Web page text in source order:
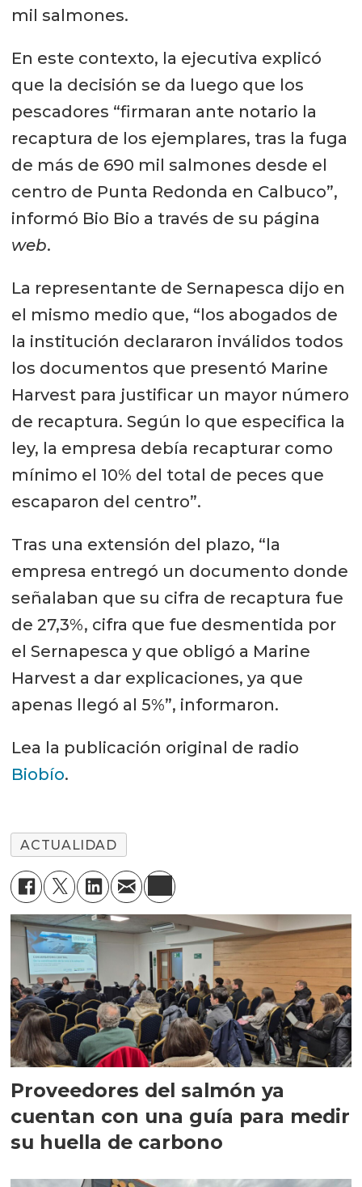
mil salmones.
En este contexto, la ejecutiva explicó
que la decisión se da luego que los
pescadores “firmaran ante notario la
recaptura de los ejemplares, tras la fuga
de más de 690 mil salmones desde el
centro de Punta Redonda en Calbuco”,
informó Bio Bio a través de su página
web.
La representante de Sernapesca dijo en
el mismo medio que, “los abogados de
la institución declararon inválidos todos
los documentos que presentó Marine
Harvest para justificar un mayor número
de recaptura. Según lo que especifica la
ley, la empresa debía recapturar como
mínimo el 10% del total de peces que
escaparon del centro”.
Tras una extensión del plazo, “la
empresa entregó un documento donde
señalaban que su cifra de recaptura fue
de 27,3%, cifra que fue desmentida por
el Sernapesca y que obligó a Marine
Harvest a dar explicaciones, ya que
apenas llegó al 5%”, informaron.
Lea la publicación original de radio
Biobío.
ACTUALIDAD
Proveedores del salmón ya
cuentan con una guía para medir
su huella de carbono